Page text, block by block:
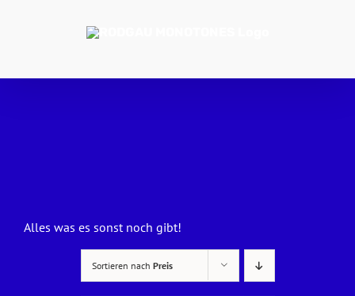
Alles was es sonst noch gibt!
Sortieren nach Preis